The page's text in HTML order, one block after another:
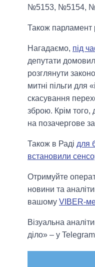
№5153, №5154,
Також парламент
Нагадаємо, під
депутати
розглянути
митні пільги для
скасування
зброю. Крім того,
на позачергове
Також в Раді для
встановили
Отримуйте
новини та
вашому VIBER-
Візуальна
діло» – у